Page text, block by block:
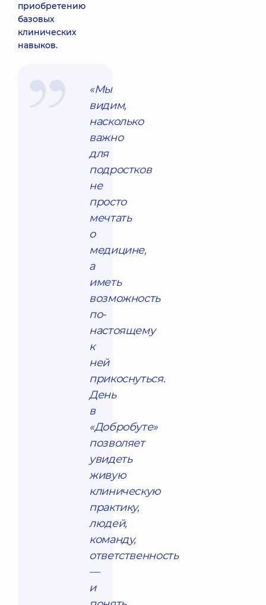
приобретению
базовых
клинических
навыков.
«Мы
видим,
насколько
важно
для
подростков
не
просто
мечтать
о
медицине,
а
иметь
возможность
по-
настоящему
к
ней
прикоснуться.
День
в
«Добробуте»
позволяет
увидеть
живую
клиническую
практику,
людей,
команду,
ответственность
—
и